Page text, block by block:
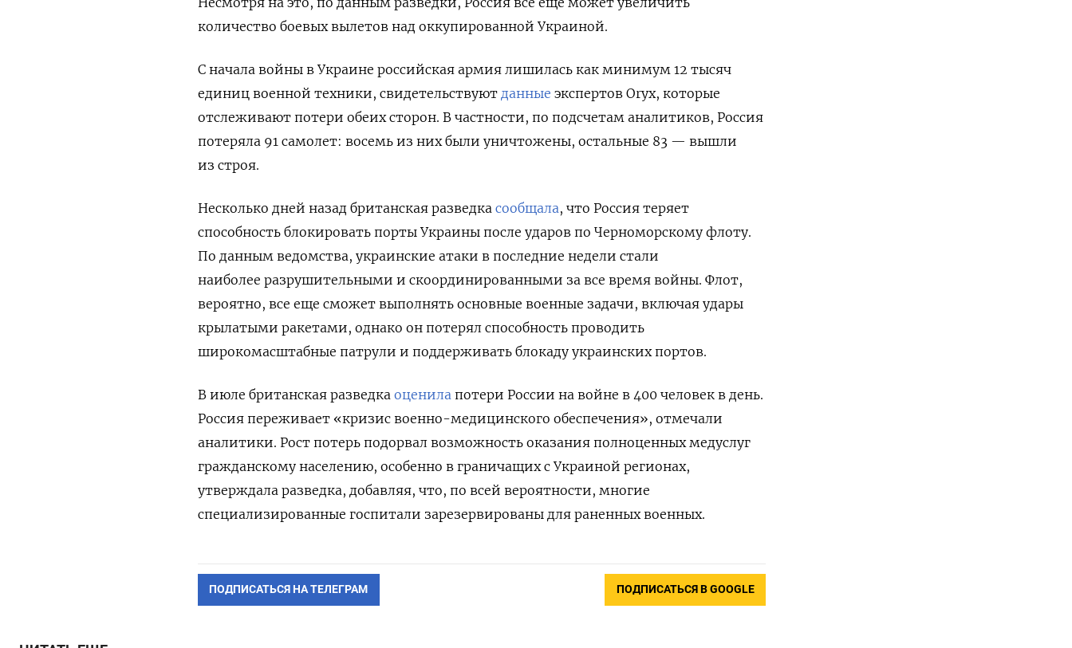
количество боевых вылетов над оккупированной Украиной.
С начала войны в Украине российская армия лишилась как минимум 12 тысяч
единиц военной техники, свидетельствуют данные экспертов Oryx, которые
отслеживают потери обеих сторон. В частности, по подсчетам аналитиков, Россия
потеряла 91 самолет: восемь из них были уничтожены, остальные 83 — вышли
из строя.
Несколько дней назад британская разведка сообщала, что Россия теряет
способность блокировать порты Украины после ударов по Черноморскому флоту.
По данным ведомства, украинские атаки в последние недели стали
наиболее разрушительными и скоординированными за все время войны. Флот,
вероятно, все еще сможет выполнять основные военные задачи, включая удары
крылатыми ракетами, однако он потерял способность проводить
широкомасштабные патрули и поддерживать блокаду украинских портов.
В июле британская разведка оценила потери России на войне в 400 человек в день.
Россия переживает «кризис военно-медицинского обеспечения», отмечали
аналитики. Рост потерь подорвал возможность оказания полноценных медуслуг
гражданскому населению, особенно в граничащих с Украиной регионах,
утверждала разведка, добавляя, что, по всей вероятности, многие
специализированные госпитали зарезервированы для раненных военных.
ПОДПИСАТЬСЯ НА ТЕЛЕГРАМ ПОДПИСАТЬСЯ В GOOGLE